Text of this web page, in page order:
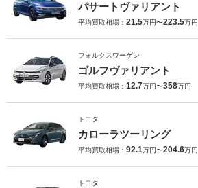
パサートヴァリアント
平均買取相場： 21.5万円〜223.5万円
フォルクスワーゲン
ゴルフヴァリアント
平均買取相場： 12.7万円〜358万円
トヨタ
カローラツーリング
平均買取相場： 92.1万円〜204.6万円
トヨタ